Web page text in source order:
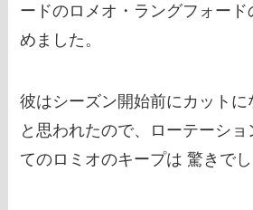
ードのロメオ・ラングフォー
めました。
彼はシーズン開始前にカット
と思われたので、ローテーショ
てのロミオのキープは 驚きで